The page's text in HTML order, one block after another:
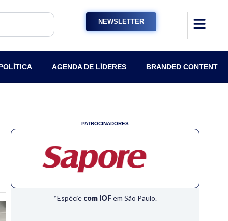
NEWSLETTER
AGENDA DE LÍDERES BRANDED CONTENT
PATROCINADORES